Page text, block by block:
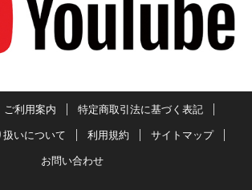
ご利用案内 特定商取引法に基づく表記
いについて 利用規約 サイトマップ
お問い合わせ